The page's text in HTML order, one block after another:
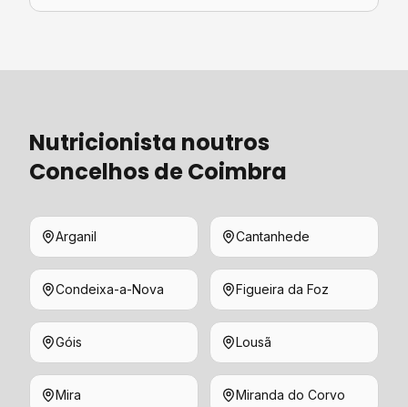
Nutricionista noutros
Concelhos deCoimbra
Arganil Cantanhede
Condeixa-a-Nova Figueira da Foz
Góis Lousã
Mira Miranda do Corvo